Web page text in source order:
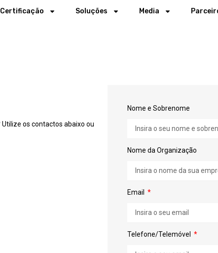
Certificação Soluções Media
Utilize os contactos abaixo ou
Nome e Sobrenome
Nome da Organização
Email
Telefone/Telemóvel